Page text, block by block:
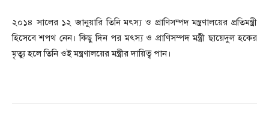
২০১৪ সালের ১২ জানুয়ারি তিনি মৎস্য ও প্রাণিসম্পদ মন্ত্রণালয়ের প্রতিমন্ত্রী
হিসেবে শপথ নেন। কিছু দিন পর মৎস্য ও প্রাণিসম্পদ মন্ত্রী ছায়েদুল হকের
মৃত্যু হলে তিনি ওই মন্ত্রণালয়ের মন্ত্রীর দায়িত্ব পান।